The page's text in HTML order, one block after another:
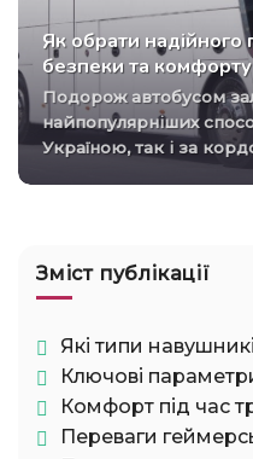
Як обрати надійного
безпеки та
Подорож автобусом залишається одним із
найпопулярніших
Україною, так і за
Зміст публікації
Які типи
Ключові
Комфорт під час
Переваги